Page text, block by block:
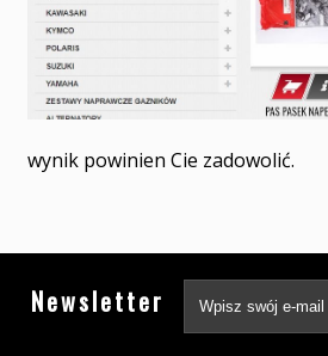
wynik powinien Cie zadowolić.
Newsletter